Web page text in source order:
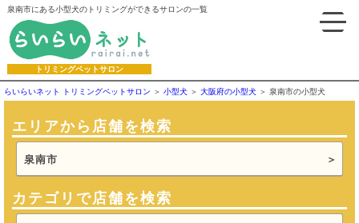
泉南市にある小型犬のトリミングができるサロンの一覧
トリミングペットサロン
らいらいネット トリミングペットサロン 小型犬 大阪府の小型犬 泉南市の小型犬
エリアから店舗を検索
泉南市
カテゴリで店舗を検索